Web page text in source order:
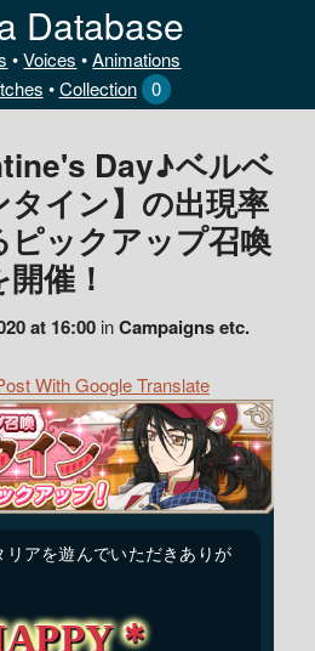
Database
•Voices •Animations
•Collection 0
Day♪ベルベ
タイン】の出現率
ックアップ召喚
開催！
at 16:00 inCampaigns etc.
With Google Translate